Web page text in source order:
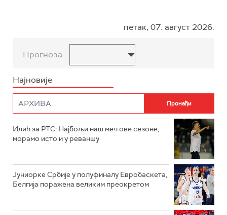
петак, 07. август 2026.
Прогноза
Најновије
Илић за РТС: Најбољи наш меч ове сезоне,
морамо исто и у реваншу
Јуниорке Србије у полуфиналу Евробаскета,
Белгија поражена великим преокретом